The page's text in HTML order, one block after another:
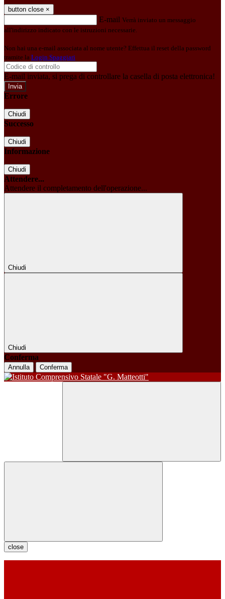
button close ×
E-mail Verrà inviato un messaggio
all'indirizzo indicato con le istruzioni necessarie.
Non hai una e-mail associata al nome utente? Effettua il reset della password
tramite la Login Spaggiari
E-mail inviata, si prega di controllare la casella di posta elettronica!
Errore
Chiudi
Successo
Chiudi
Informazione
Chiudi
Attendere...
Attendere il completamento dell'operazione...
Chiudi
Chiudi
Conferma
Annulla Conferma
close